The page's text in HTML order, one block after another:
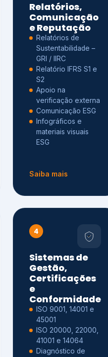
Relatórios,
Comunicação
e Reputação
Relatórios de
Sustentabilidade –
GRI / IIRC
Relatório IFRS S1 e
S2
Apoio na
verificação externa
Comunicação ESG
Infográficos e
materiais visuais
ESG
Saiba mais
4
Sistemas de
Gestão,
Certificações
e
Conformidade
ISO 9001, 14001 e
45001
ISO 20000, 22000,
41001 e 14064
Diagnóstico de